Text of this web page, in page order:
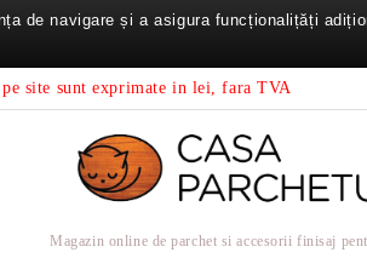
site sunt exprimate in lei, fara TVA
Magazin online de parchet si accesorii finisaj
de navigare și a asigura funcționalițăți